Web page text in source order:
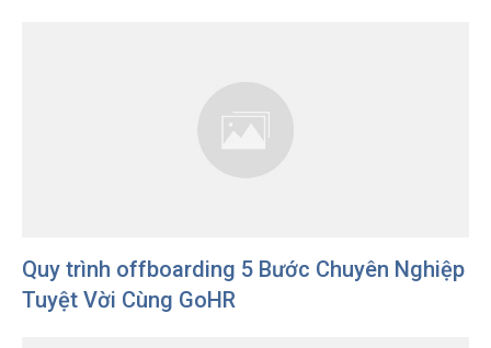
Quy trình offboarding 5 Bước Chuyên Nghiệp
Tuyệt Vời Cùng GoHR